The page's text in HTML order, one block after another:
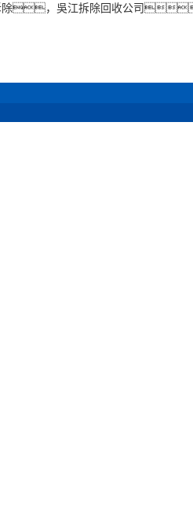
除，吳江拆除回收公司